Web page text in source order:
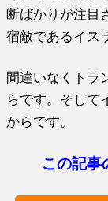
断ばかりが注目
宿敵であるイス
間違いなくトラ
らです。そして
からです。
この記事